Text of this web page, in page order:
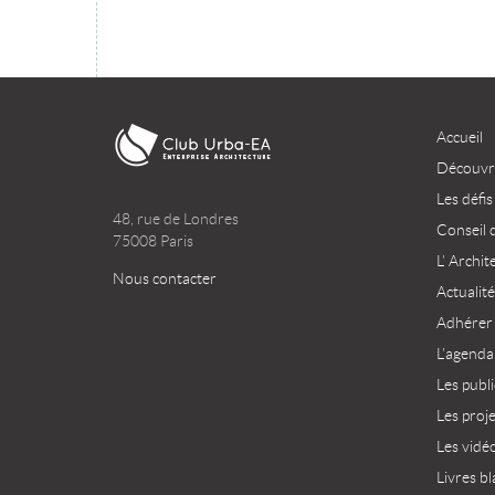
48, rue de Londres
75008 Paris
Nous contacter
Accueil
Les défis
Conseil
L’
Adhérer
Les
Les
Les
Livres